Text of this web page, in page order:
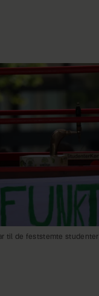
til de feststemte studenter